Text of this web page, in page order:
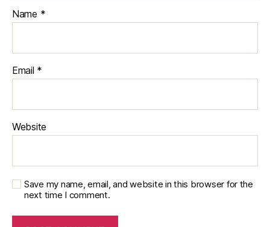
Name *
Email *
Website
Save my name, email, and website in this browser for the
next time I comment.